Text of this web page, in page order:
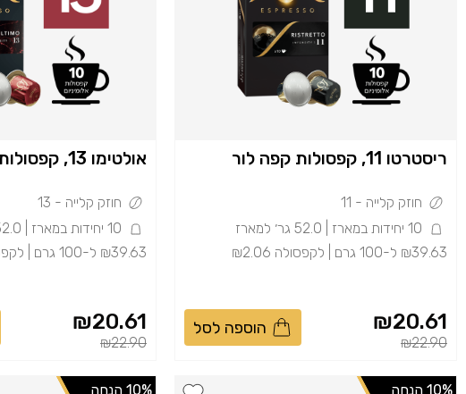
ריסטרטו 11, קפסולות קפה לור
חוזק קלייה - 11
₪39.63 ל-100 גרם | לקפסולה ₪2.06
Price reduced from
₪22.90
to
₪20.61 הוספה לסל
אולטימו 13, קפסולות קפה לור
חוזק קלייה - 13
₪39.63 ל-100 גרם | לקפסולה ₪2.06
Price reduced from
₪22.90
to
₪20.61
10% הנחה 10% הנחה